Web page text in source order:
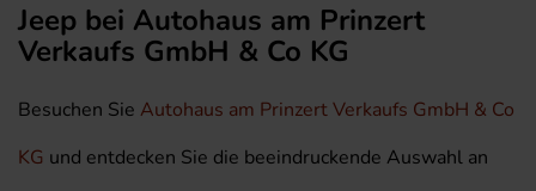
Jeep bei Autohaus am Prinzert
Verkaufs GmbH & Co KG
Besuchen Sie Autohaus am Prinzert Verkaufs GmbH & Co
KG und entdecken Sie die beeindruckende Auswahl an